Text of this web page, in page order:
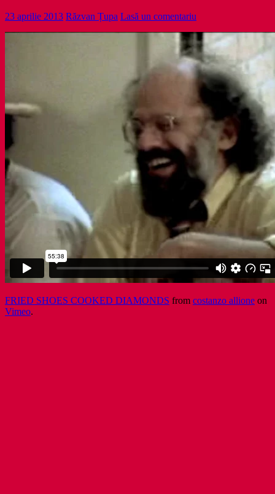
23 aprilie 2013 Răzvan Țupa Lasă un comentariu
FRIED SHOES COOKED DIAMONDS from costanzo allione on
Vimeo.